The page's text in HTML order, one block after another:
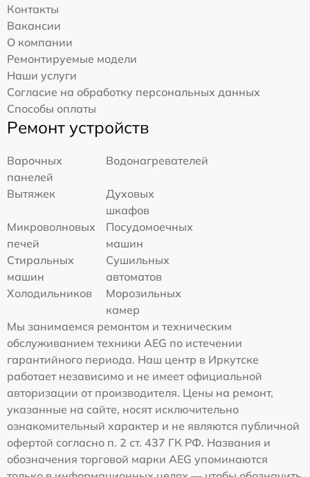
Контакты
Вакансии
О компании
Ремонтируемые модели
Наши услуги
Согласие на обработку персональных данных
Способы оплаты
Ремонт устройств
Варочных
панелей
Водонагревателей
Вытяжек
Духовых
шкафов
Микроволновых
печей
Посудомоечных
машин
Стиральных
машин
Сушильных
автоматов
Холодильников
Морозильных
камер
Мы занимаемся ремонтом и техническим
обслуживанием техники AEG по истечении
гарантийного периода. Наш центр в Иркутске
работает независимо и не имеет официальной
авторизации от производителя. Цены на ремонт,
указанные на сайте, носят исключительно
ознакомительный характер и не являются публичной
офертой согласно п. 2 ст. 437 ГК РФ. Названия и
обозначения торговой марки AEG упоминаются